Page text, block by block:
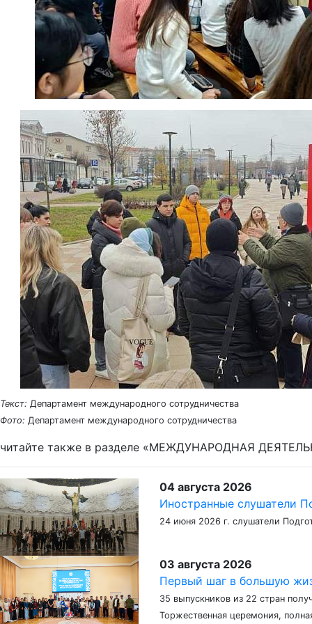
Текст: Департамент международного сотрудничества
Фото: Департамент международного сотрудничества
читайте также в разделе «МЕЖДУНАРОДНАЯ
04 августа 2026
Иностранные слушатели
24 июня 2026 г. слушатели
03 августа 2026
Первый шаг в большую
35 выпускников из 22 стран
Торжественная церемония,